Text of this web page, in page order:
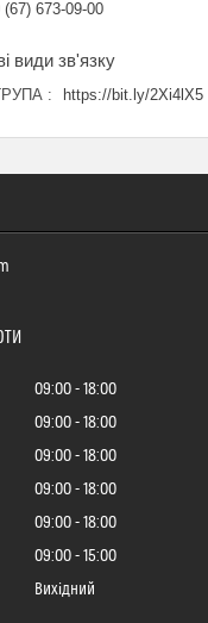
(67) 673-09-00
https://bit.ly/2Xi4lX5
09:00
18:00
09:00
18:00
09:00
18:00
09:00
18:00
09:00
18:00
09:00
15:00
Вихідний